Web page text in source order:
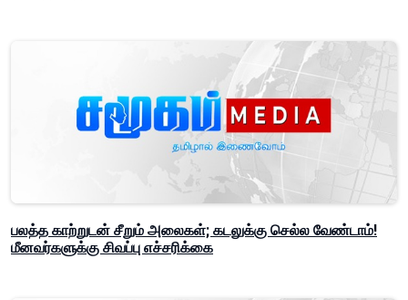
பலத்த காற்றுடன் சீறும் அலைகள்; கடலுக்கு செல்ல வேண்டாம்!
மீனவர்களுக்கு சிவப்பு எச்சரிக்கை